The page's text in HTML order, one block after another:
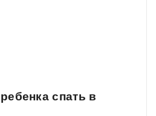
спать в